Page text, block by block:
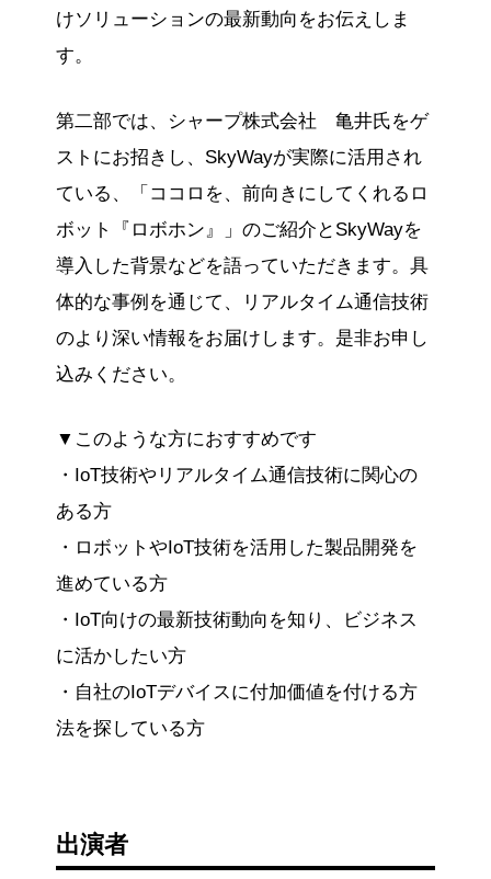
けソリューションの最新動向をお伝えしま
す。
第二部では、シャープ株式会社 亀井氏をゲ
ストにお招きし、SkyWayが実際に活用され
ている、「ココロを、前向きにしてくれるロ
ボット『ロボホン』」のご紹介とSkyWayを
導入した背景などを語っていただきます。具
体的な事例を通じて、リアルタイム通信技術
のより深い情報をお届けします。是非お申し
込みください。
▼このような方におすすめです
・IoT技術やリアルタイム通信技術に関心の
ある方
・ロボットやIoT技術を活用した製品開発を
進めている方
・IoT向けの最新技術動向を知り、ビジネス
に活かしたい方
・自社のIoTデバイスに付加価値を付ける方
法を探している方
出演者